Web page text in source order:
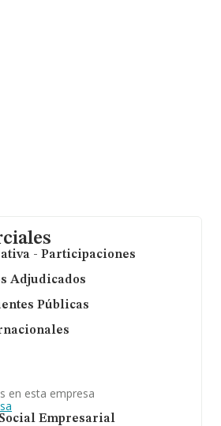
- Participaciones
Adjudicados
Públicas
en esta empresa
Empresarial